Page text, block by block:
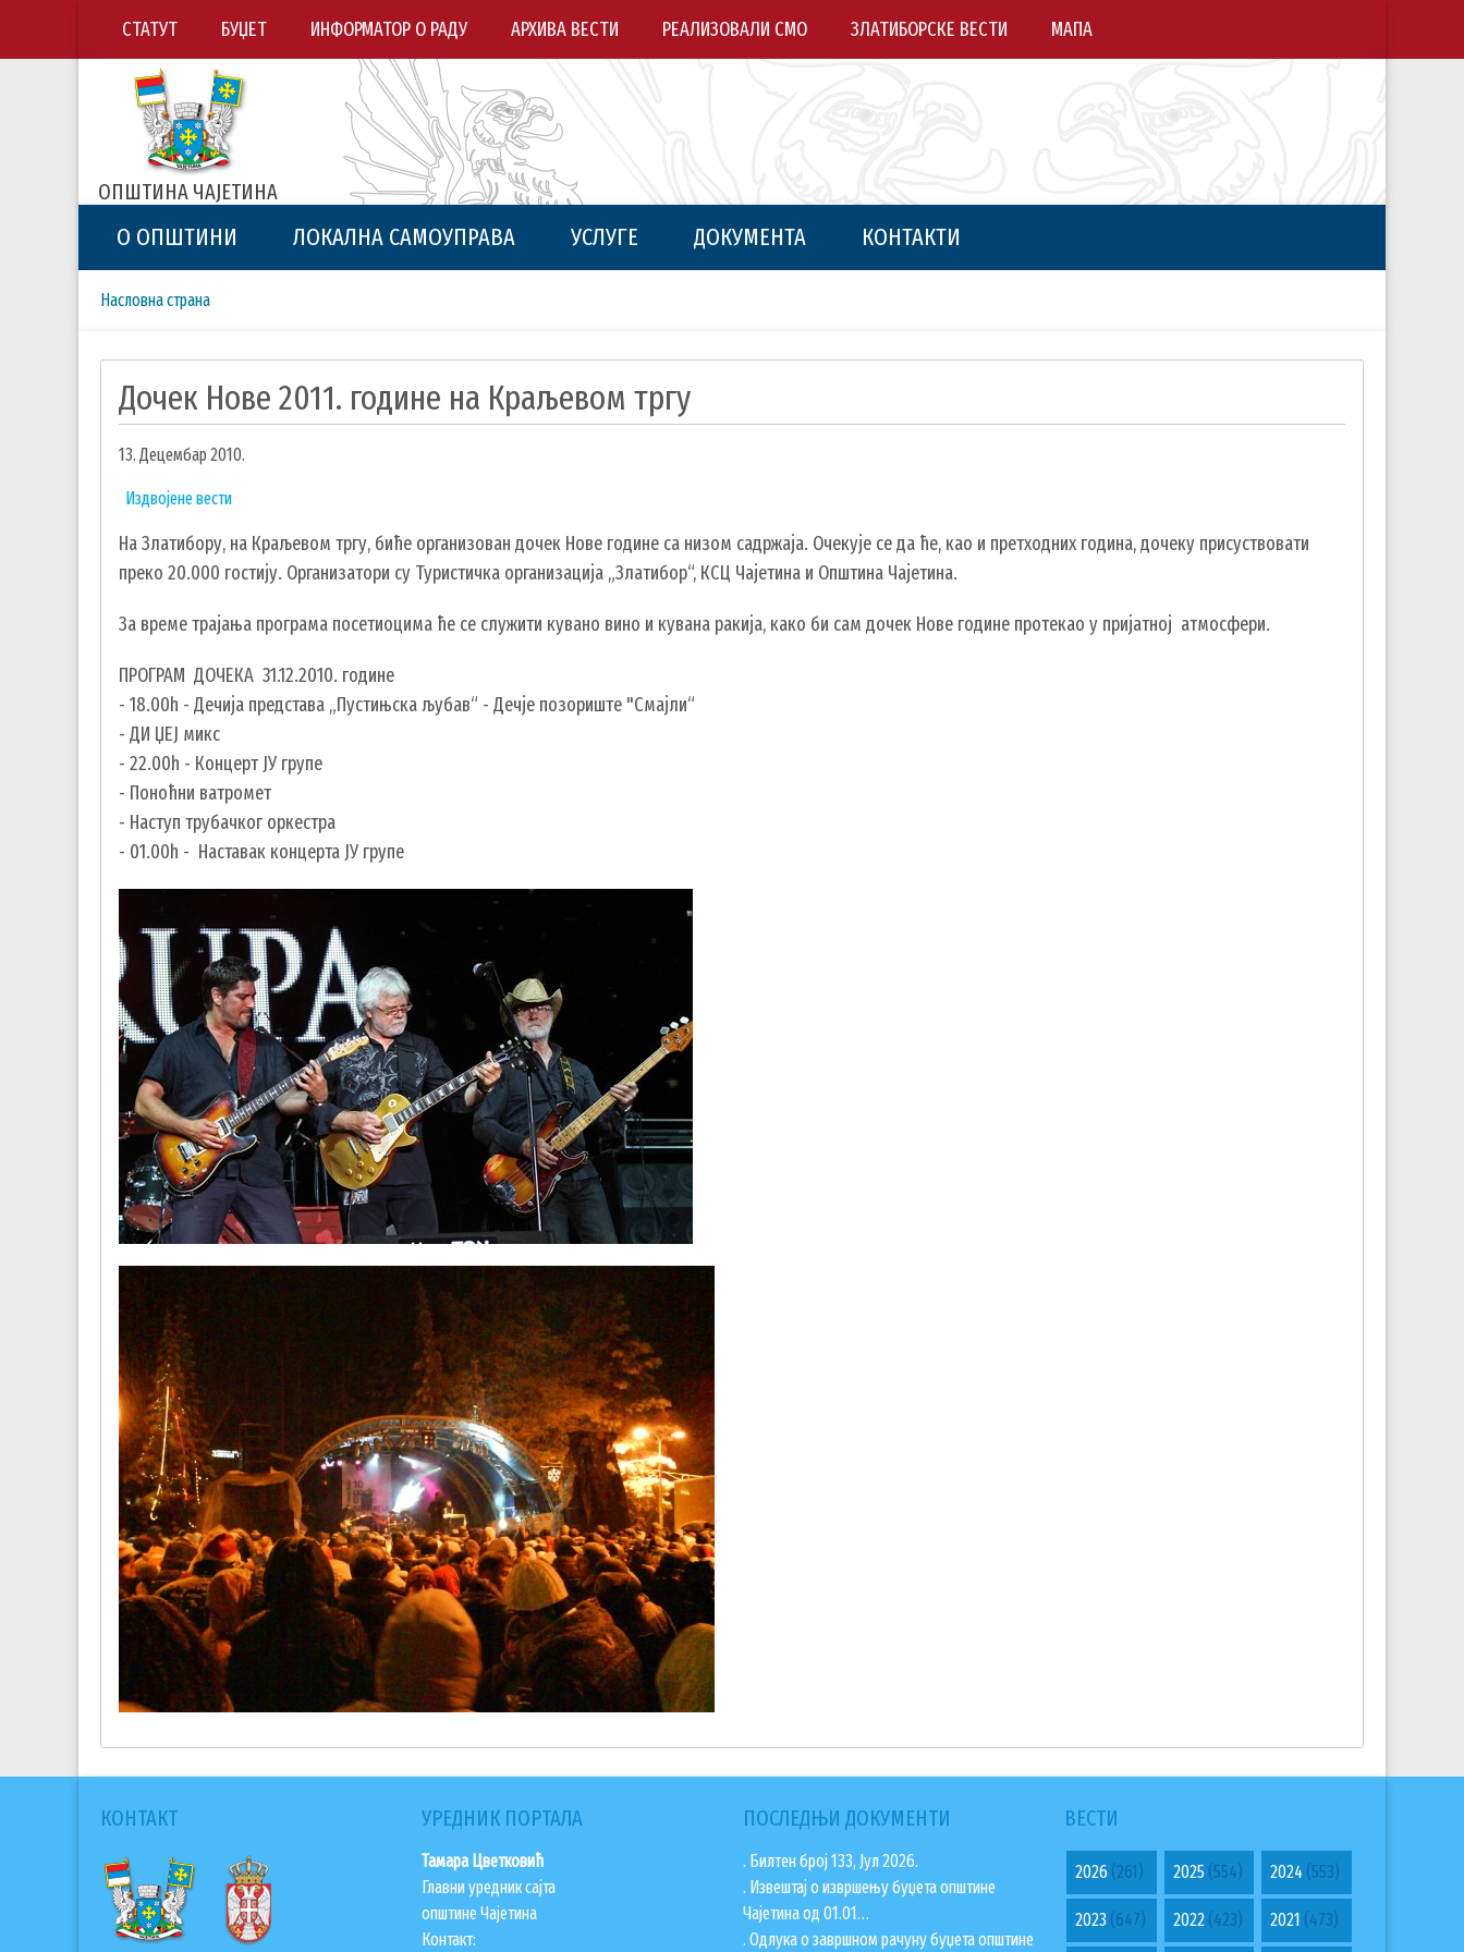
СТАТУТ БУЏЕТ ИНФОРМАТОР О РАДУ АРХИВА ВЕСТИ РЕАЛИЗОВАЛИ СМО ЗЛАТИБОРСКЕ ВЕСТИ МАПА
ОПШТИНА ЧАЈЕТИНА
О ОПШТИНИ ЛОКАЛНА САМОУПРАВА УСЛУГЕ ДОКУМЕНТА КОНТАКТИ
Breadcrumbs
You
Насловна страна
Дочек Нове 2011. године на Краљевом тргу
13. Децембар 2010.
Издвојене вести
На Златибору, на Краљевом тргу, биће организован дочек Нове године са низом садржаја. Очекује се да ће, као и претходних година, дочеку присуствовати
преко 20.000 гостију. Организатори су Туристичка организација „Златибор“, КСЦ Чајетина и Општина Чајетина.
За време трајања програма посетиоцима ће се служити кувано вино и кувана ракија, како би сам дочек Нове године протекао у пријатној атмосфери.
ПРОГРАМ ДОЧЕКА 31.12.2010. године
- 18.00h - Дечија представа „Пустињска љубав“ - Дечје позориште "Смајли“
- ДИ ЏЕЈ микс
- 22.00h - Концерт ЈУ групе
- Поноћни ватромет
- Наступ трубачког оркестра
- 01.00h - Наставак концерта ЈУ групе
КОНТАКТ УРЕДНИК ПОРТАЛА
Тамара Цветковић
Главни уредник сајта
општине Чајетина
Контакт:
ПОСЛЕДЊИ ДОКУМЕНТИ
. Билтен број 133, Јул 2026.
. Извештај о извршењу буџета општине
Чајетина од 01.01…
. Одлука о завршном рачуну буџета општине
ВЕСТИ
2026 (261) 2025(554) 2024 (553)
2023 (647) 2022(423) 2021 (473)